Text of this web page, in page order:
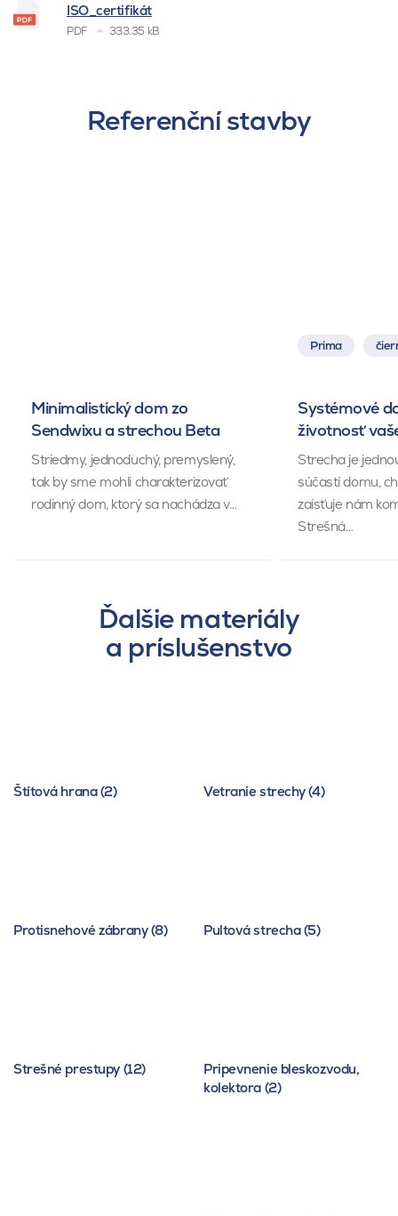
ISO_certifikát
PDF 333.35 kB
Referenční stavby
Minimalistický dom zo
Sendwixu a strechou Beta
Striedmy, jednoduchý, premyslený,
tak by sme mohli charakterizovať
rodinný dom, ktorý sa nachádza v…
Prima
Systémové
životnosť
Strecha je
súčastí domu,
zaisťuje nám
Strešná…
Ďalšie materiály
a príslušenstvo
Štítová hrana (2) Vetranie strechy (4)
Protisnehové zábrany (8) Pultová strecha (5)
Strešné prestupy (12)
Pripevnenie bleskozvodu,
kolektora (2)